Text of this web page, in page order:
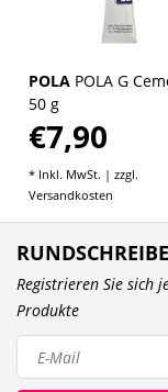
POLA POLA G
50 g
€7,90
* Inkl. MwSt. | zzgl.
Versandkosten
Registrieren Sie sich
Produkte